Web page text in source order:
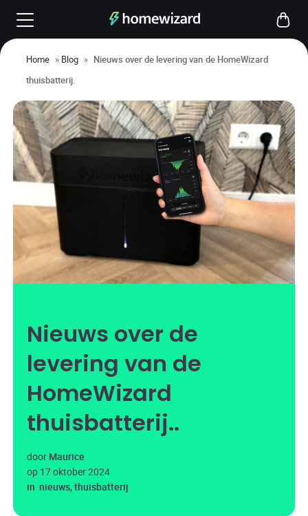
Home » Blog » Nieuws over de levering van de HomeWizard
thuisbatterij.
Nieuws over de
levering van de
HomeWizard
thuisbatterij.
door Maurice
op 17 oktober 2024
in nieuws,thuisbatterij